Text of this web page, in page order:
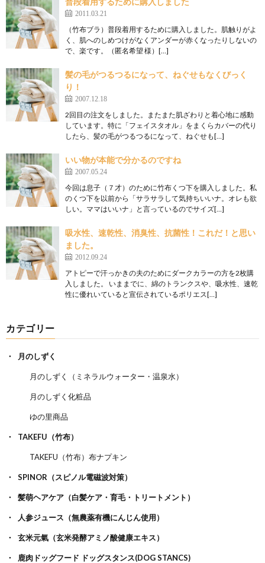
2011.03.21
（竹布ブラ）普段着用するために購入しました。肌触りがよ
く、肌へのしめつけがなくアンダーが赤くなったりしないの
で、楽です。（匿名希望 様）[…]
髪の毛がつるつるになって、ねぐせもなくびっく
り！
2007.12.18
2回目の注文をしました。またまた肌ざわりと着心地に感動
しています。特に「フェイスタオル」をまくらカバーの代り
したら、髪の毛がつるつるになって、ねぐせも[…]
いい物が本能で分かるのですね
2007.05.24
今回は息子（７才）のために竹布くつ下を購入しました。私
のくつ下を以前から「サラサラして気持ちいいナ。オレも欲
しい。ママはいいナ」と言っているのでサイズ[…]
吸水性、速乾性、消臭性、抗菌性！これだ！と思い
ました。
2012.09.24
アトピーで汗っかきの夫のためにダークカラーの方を2枚購
入しました。 いままでに、綿のトランクスや、吸水性、速乾
性に優れいていると宣伝されているポリエス[…]
カテゴリー
月のしずく
月のしずく（ミネラルウォーター・温泉水）
月のしずく化粧品
ゆの里商品
TAKEFU（竹布）
TAKEFU（竹布）布ナプキン
SPINOR（スピノル電磁波対策）
髪萌ヘアケア（白髪ケア・育毛・トリートメント）
人参ジュース（無農薬有機にんじん使用）
玄米元氣（玄米発酵アミノ酸健康エキス）
鹿肉ドッグフード ドッグスタンス(DOG STANCS)